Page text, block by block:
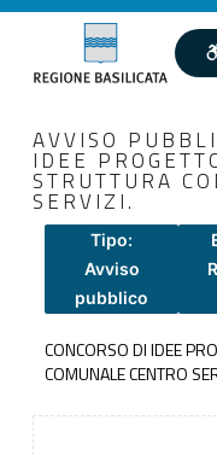
AVVISO
IDEE
STRUTTURA
SERVIZI.
Tipo:
Avviso
pubblico
CONCORSO DI IDEE
COMUNALE CENTRO